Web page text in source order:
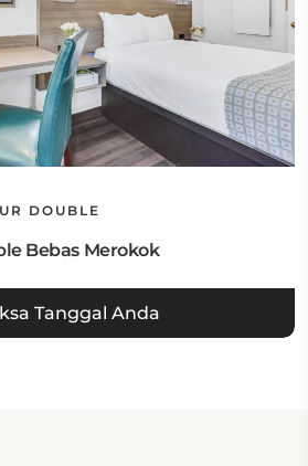
DOUBLE
Bebas Merokok
Tanggal Anda